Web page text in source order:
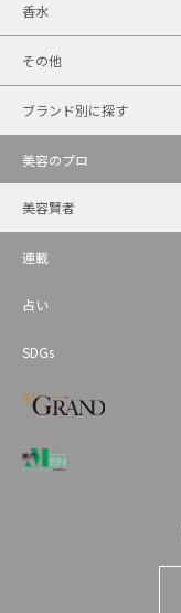
香水
その他
ブランド別に探す
美容のプロ
美容賢者
連載
占い
SDGs